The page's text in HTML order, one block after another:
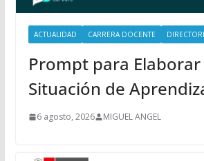
ACTUALIDAD CARRERA DOCENTE
Prompt para Elaborar
Situación de
6 agosto, 2026 MIGUEL ANGEL